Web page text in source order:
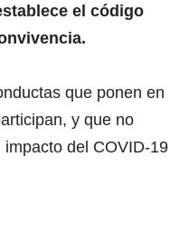
el código
que ponen en
y que no
del COVID-19